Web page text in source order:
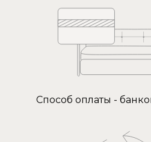
Способ оплаты -